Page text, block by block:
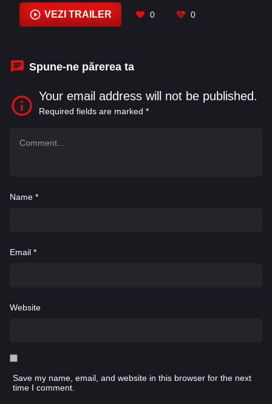
Munson, Chelle Cerceo , Chino Binamo
LaCentra, Christopher Kaldor
VEZI TRAILER 0 0
Spune-ne părerea ta
Your email address will not be published.
Required fields are marked *
Name *
Email *
Website
Save my name, email, and website in this browser for the next
time I comment.